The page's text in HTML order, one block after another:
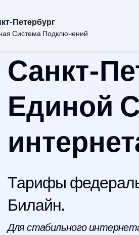
Петербург
Система Подключений
Санкт-
Единой
Тарифы
Билайн.
Для стабильного